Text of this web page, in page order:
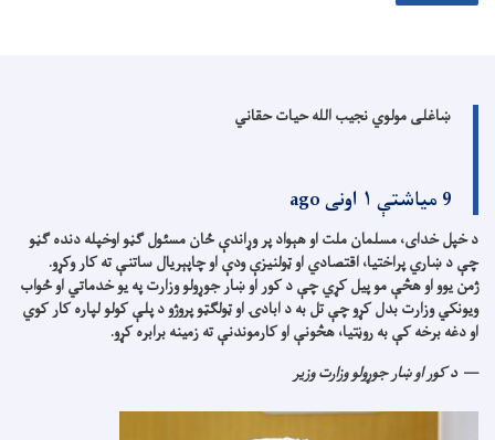
ښاغلی مولوي نجیب الله حیات حقاني
9 میاشتې ۱ اونی ago
د خپل خدای، مسلمان ملت او هېواد پر وړاندې ځان مسئول ګڼو اوخپله دنده ګڼو
چې د ښاري پراختیا، اقتصادي او ټولنیزې ودې او چاپېریال ساتنې ته کار وکړو.
ژمن یوو او هڅې مو پیل کړي چې د کور او ښار جوړولو وزارت په یو خدماتي او ځواب
ویونکي وزارت بدل کړو چې تل به د ابادۍ او ټولګټو پروژو د پلې کولو لپاره کار کوي
او دغه برخه کې به روڼتیا، هڅونې او کارموندنې ته زمینه برابره کړو.
د کور او ښار جوړولو وزارت وزیر